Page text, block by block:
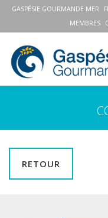
GASPÉSIE GOURMANDE MER
MEMBRES
RETOUR